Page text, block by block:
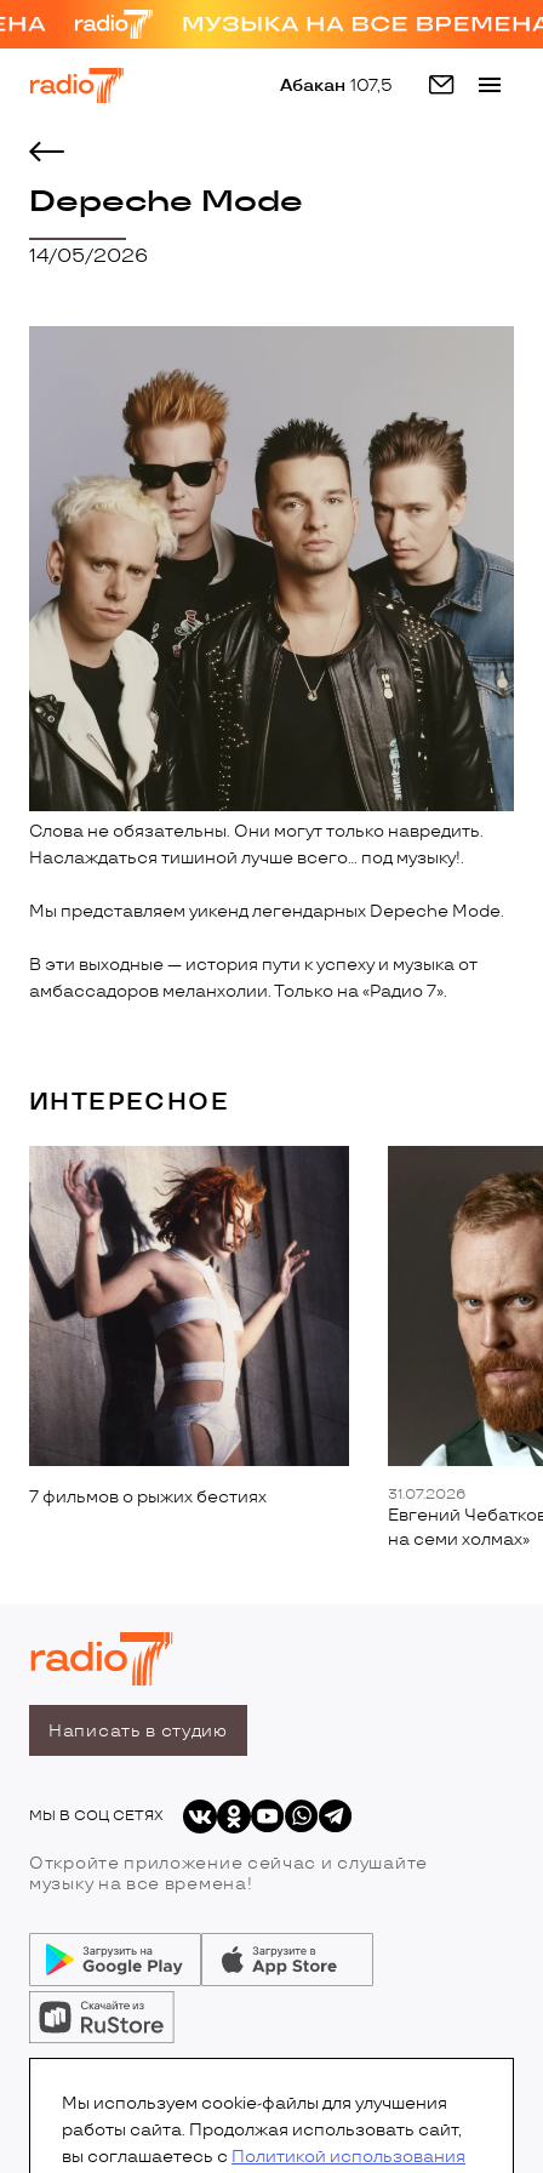
Абакан 107,5
Depeche Mode
14/05/2026
Слова не обязательны. Они могут только навредить.
Наслаждаться тишиной лучше всего… под музыку!.
Мы представляем уикенд легендарных Depeche Mode.
В эти выходные — история пути к успеху и музыка от
амбассадоров меланхолии. Только на «Радио 7».
ИНТЕРЕСНОЕ
7 фильмов о рыжих бестиях 31.07.2026
Евгений
на семи холмах»
Написать в студию
МЫ В СОЦ СЕТЯХ
Откройте приложение сейчас и слушайте
музыку на все времена!
© Все права защищены.Copyright 2026© Радио 7
Мы используем cookie-файлы для улучшения
работы сайта. Продолжая использовать сайт,
вы соглашаетесь с Политикой использования